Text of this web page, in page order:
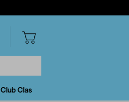
Club Clas